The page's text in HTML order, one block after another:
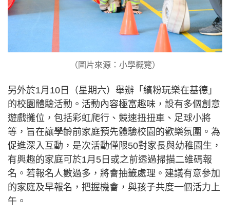
（圖片來源：小學概覽）
另外於1月10日（星期六）舉辦「繽粉玩樂在基德」
的校園體驗活動。活動內容極富趣味，設有多個創意
遊戲攤位，包括彩虹爬行、競速扭扭車、足球小將
等，旨在讓學齡前家庭預先體驗校園的歡樂氛圍。為
促進深入互動，是次活動僅限50對家長與幼稚園生，
有興趣的家庭可於1月5日或之前透過掃描二維碼報
名。若報名人數過多，將會抽籤處理。建議有意參加
的家庭及早報名，把握機會，與孩子共度一個活力上
午。